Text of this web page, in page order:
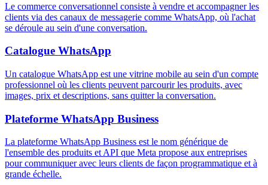
Le commerce conversationnel consiste à vendre et accompagner les
clients via des canaux de messagerie comme WhatsApp, où l'achat
se déroule au sein d'une conversation.
Catalogue WhatsApp
Un catalogue WhatsApp est une vitrine mobile au sein d'un compte
professionnel où les clients peuvent parcourir les produits, avec
images, prix et descriptions, sans quitter la conversation.
Plateforme WhatsApp Business
La plateforme WhatsApp Business est le nom générique de
l'ensemble des produits et API que Meta propose aux entreprises
pour communiquer avec leurs clients de façon programmatique et à
grande échelle.